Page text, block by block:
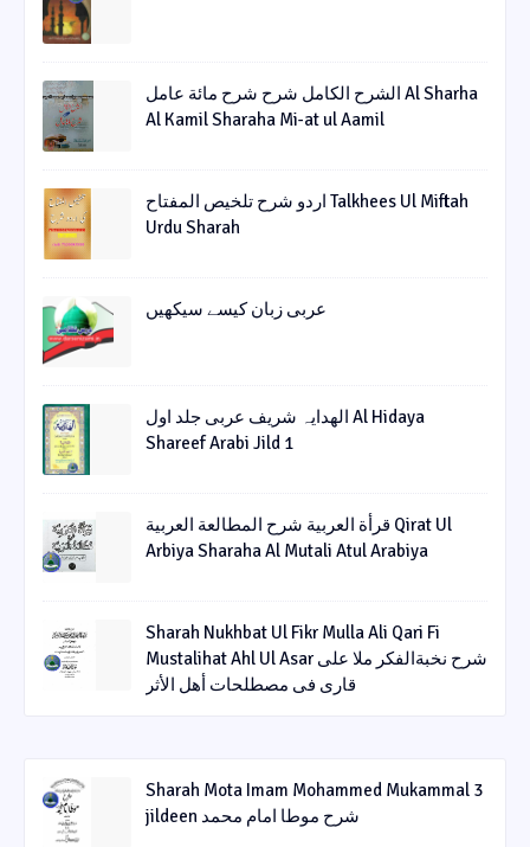
الشرح الکامل شرح شرح مائة عامل Al Sharha
Al Kamil Sharaha Mi-at ul Aamil
اردو شرح تلخیص المفتاح Talkhees Ul Miftah
Urdu Sharah
عربی زبان کیسے سیکھیں
الھدایہ شریف عربی جلد اول Al Hidaya
Shareef Arabi Jild 1
قرأة العربیة شرح المطالعة العربیة Qirat Ul
Arbiya Sharaha Al Mutali Atul Arabiya
Sharah Nukhbat Ul Fikr Mulla Ali Qari Fi
Mustalihat Ahl Ul Asar شرح نخبةالفکر ملا علی
قاری فی مصطلحات أھل الأثر
Sharah Mota Imam Mohammed Mukammal 3
jildeen شرح موطا امام محمد